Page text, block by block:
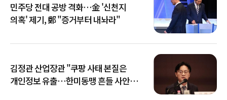
민주당 전대 공방 격화…金 '신천지
의혹' 제기, 鄭 "증거부터 내놔라"
김정관 산업장관 "쿠팡 사태 본질은
개인정보 유출…한미동맹 흔들 사안